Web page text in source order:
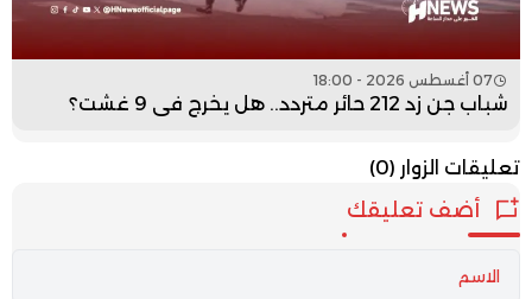
07 أغسطس 2026 - 18:00
شباب جن زد 212 حائر متردد.. هل يخرج في 9 غشت؟
تعليقات الزوار (0)
أضف تعليقك